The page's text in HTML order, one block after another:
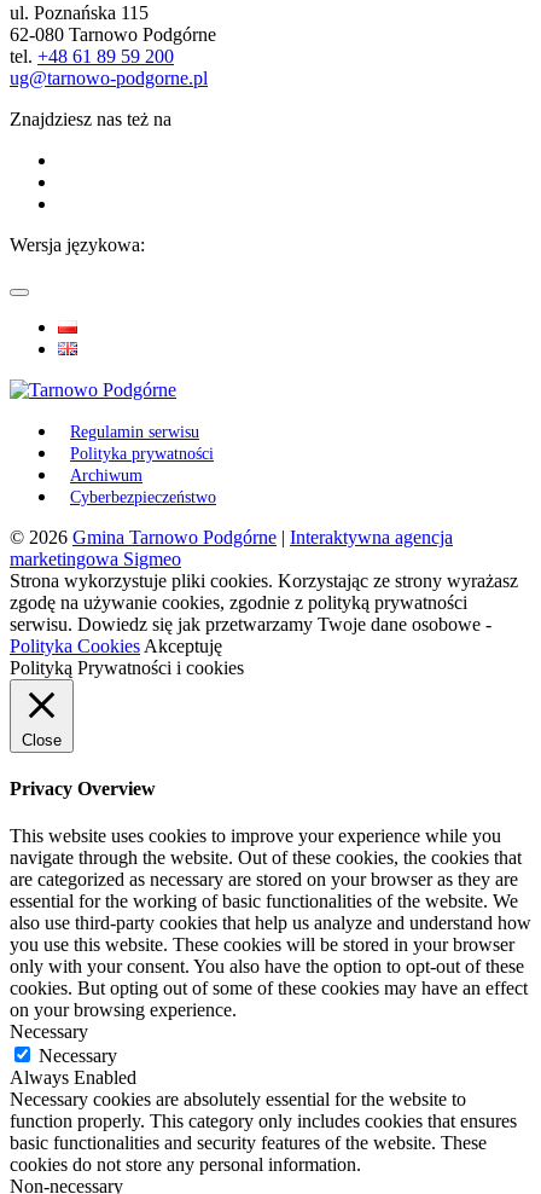
ul. Poznańska 115
62-080 Tarnowo Podgórne
tel. +48 61 89 59 200
ug@tarnowo-podgorne.pl
Znajdziesz nas też na
Wersja językowa:
Regulamin serwisu
Polityka prywatności
Archiwum
Cyberbezpieczeństwo
© 2026 Gmina Tarnowo Podgórne | Interaktywna agencja
marketingowa Sigmeo
Strona wykorzystuje pliki cookies. Korzystając ze strony wyrażasz
zgodę na używanie cookies, zgodnie z polityką prywatności
serwisu. Dowiedz się jak przetwarzamy Twoje dane osobowe -
Polityka Cookies Akceptuję
Polityką Prywatności i cookies
Close
Privacy Overview
This website uses cookies to improve your experience while you
navigate through the website. Out of these cookies, the cookies that
are categorized as necessary are stored on your browser as they are
essential for the working of basic functionalities of the website. We
also use third-party cookies that help us analyze and understand how
you use this website. These cookies will be stored in your browser
only with your consent. You also have the option to opt-out of these
cookies. But opting out of some of these cookies may have an effect
on your browsing experience.
Necessary
Necessary
Always Enabled
Necessary cookies are absolutely essential for the website to
function properly. This category only includes cookies that ensures
basic functionalities and security features of the website. These
cookies do not store any personal information.
Non-necessary